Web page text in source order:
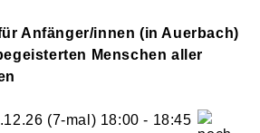
Anfänger/innen (in Auerbach)
Menschen aller
(7-mal) 18:00 - 18:45